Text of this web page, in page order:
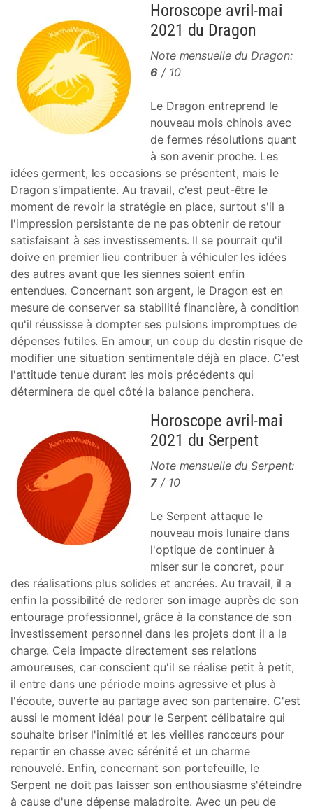
Horoscope avril-mai
2021 du Dragon
Note mensuelle du Dragon:
6 / 10
Le Dragon entreprend le
nouveau mois chinois avec
de fermes résolutions quant
à son avenir proche. Les
idées germent, les occasions se présentent, mais le
Dragon s'impatiente. Au travail, c'est peut-être le
moment de revoir la stratégie en place, surtout s'il a
l'impression persistante de ne pas obtenir de retour
satisfaisant à ses investissements. Il se pourrait qu'il
doive en premier lieu contribuer à véhiculer les idées
des autres avant que les siennes soient enfin
entendues. Concernant son argent, le Dragon est en
mesure de conserver sa stabilité financière, à condition
qu'il réussisse à dompter ses pulsions impromptues de
dépenses futiles. En amour, un coup du destin risque de
modifier une situation sentimentale déjà en place. C'est
l'attitude tenue durant les mois précédents qui
déterminera de quel côté la balance penchera.
Horoscope avril-mai
2021 du Serpent
Note mensuelle du Serpent:
7/ 10
Le Serpent attaque le
nouveau mois lunaire dans
l'optique de continuer à
miser sur le concret, pour
des réalisations plus solides et ancrées. Au travail, il a
enfin la possibilité de redorer son image auprès de son
entourage professionnel, grâce à la constance de son
investissement personnel dans les projets dont il a la
charge. Cela impacte directement ses relations
amoureuses, car conscient qu'il se réalise petit à petit,
il entre dans une période moins agressive et plus à
l'écoute, ouverte au partage avec son partenaire. C'est
aussi le moment idéal pour le Serpent célibataire qui
souhaite briser l'inimitié et les vieilles rancœurs pour
repartir en chasse avec sérénité et un charme
renouvelé. Enfin, concernant son portefeuille, le
Serpent ne doit pas laisser son enthousiasme s'éteindre
à cause d'une dépense maladroite. Avec un peu de